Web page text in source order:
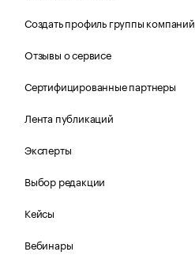
Создать профиль группы компаний
Отзывы о сервисе
Сертифицированные партнеры
Лента публикаций
Эксперты
Выбор редакции
Кейсы
Вебинары